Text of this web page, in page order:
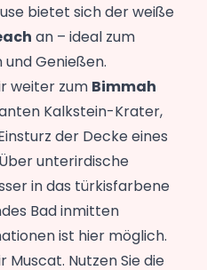
bietet sich der weiße
an – ideal zum
Genießen.
weiter zum Bimmah
Kalkstein-Krater,
der Decke eines
unterirdische
in das türkisfarbene
Bad inmitten
ist hier möglich.
Nutzen Sie die